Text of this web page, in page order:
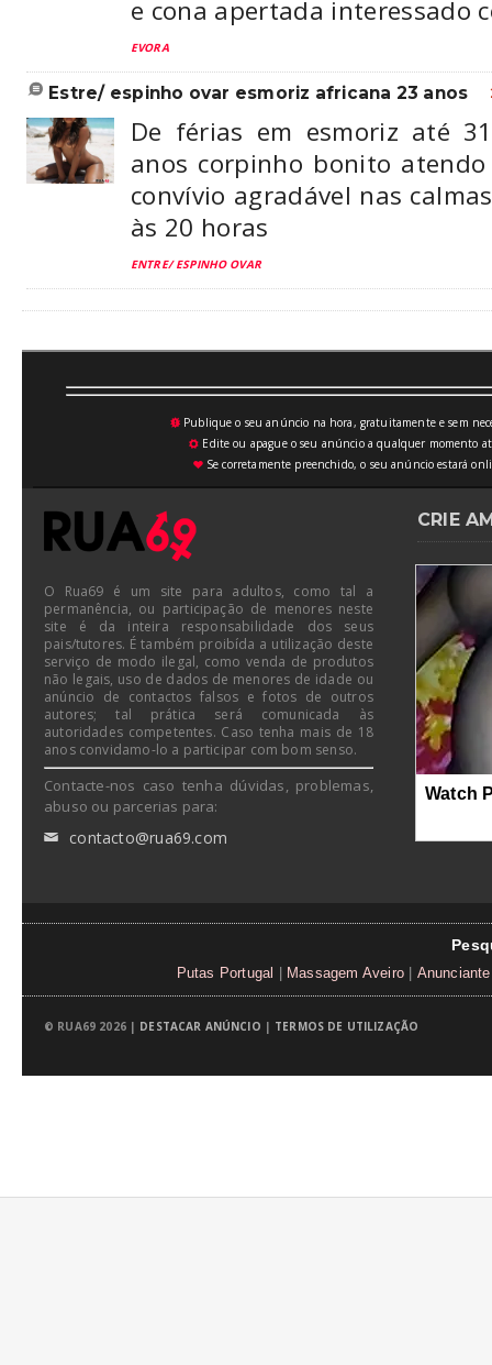
e cona apertada interessado
EVORA
estre/ espinho ovar esmoriz africana 23 anos
De férias em esmoriz até
anos corpinho bonito
convívio agradável nas
às 20 horas
ENTRE/ ESPINHO OVAR
💥Publique o seu anúncio na hora, gratuitamente e sem
⚙ Edite ou apague o seu anúncio a qualquer momento
♥Se corretamente preenchido, o seu anúncio estará
O Rua69 é um site para adultos, como tal a
permanência, ou participação de menores neste
site é da inteira responsabilidade dos seus
pais/tutores. É também proibída a utilização deste
serviço de modo ilegal, como venda de produtos
não legais, uso de dados de menores de idade ou
anúncio de contactos falsos e fotos de outros
autores; tal prática será comunicada às
autoridades competentes. Caso tenha mais de 18
anos convidamo-lo a participar com bom senso.
Contacte-nos caso tenha dúvidas, problemas,
abuso ou parcerias para:
✉ contacto@rua69.com
CRIE
Watch
Putas Portugal Massagem Aveiro
© RUA69 2026 | DESTACAR ANÚNCIO | TERMOS DE UTILIZAÇÃO